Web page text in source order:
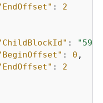
: 2
:
: 0 ,
: 2